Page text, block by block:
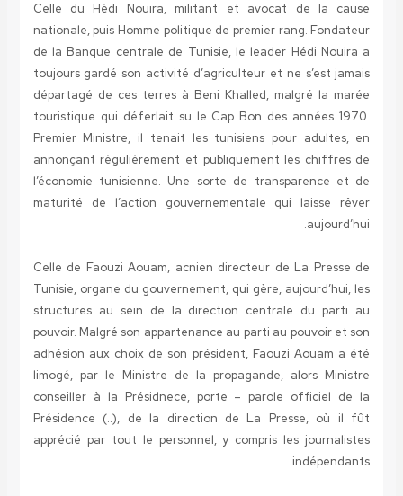
Celle du Hédi Nouira, militant et avocat de la cause
nationale, puis Homme politique de premier rang. Fondateur
de la Banque centrale de Tunisie, le leader Hédi Nouira a
toujours gardé son activité d’agriculteur et ne s’est jamais
départagé de ces terres à Beni Khalled, malgré la marée
touristique qui déferlait su le Cap Bon des années 1970.
Premier Ministre, il tenait les tunisiens pour adultes, en
annonçant régulièrement et publiquement les chiffres de
l’économie tunisienne. Une sorte de transparence et de
maturité de l’action gouvernementale qui laisse rêver
aujourd’hui.
Celle de Faouzi Aouam, acnien directeur de La Presse de
Tunisie, organe du gouvernement, qui gère, aujourd’hui, les
structures au sein de la direction centrale du parti au
pouvoir. Malgré son appartenance au parti au pouvoir et son
adhésion aux choix de son président, Faouzi Aouam a été
limogé, par le Ministre de la propagande, alors Ministre
conseiller à la Présidnece, porte – parole officiel de la
Présidence (..), de la direction de La Presse, où il fût
apprécié par tout le personnel, y compris les journalistes
indépendants.